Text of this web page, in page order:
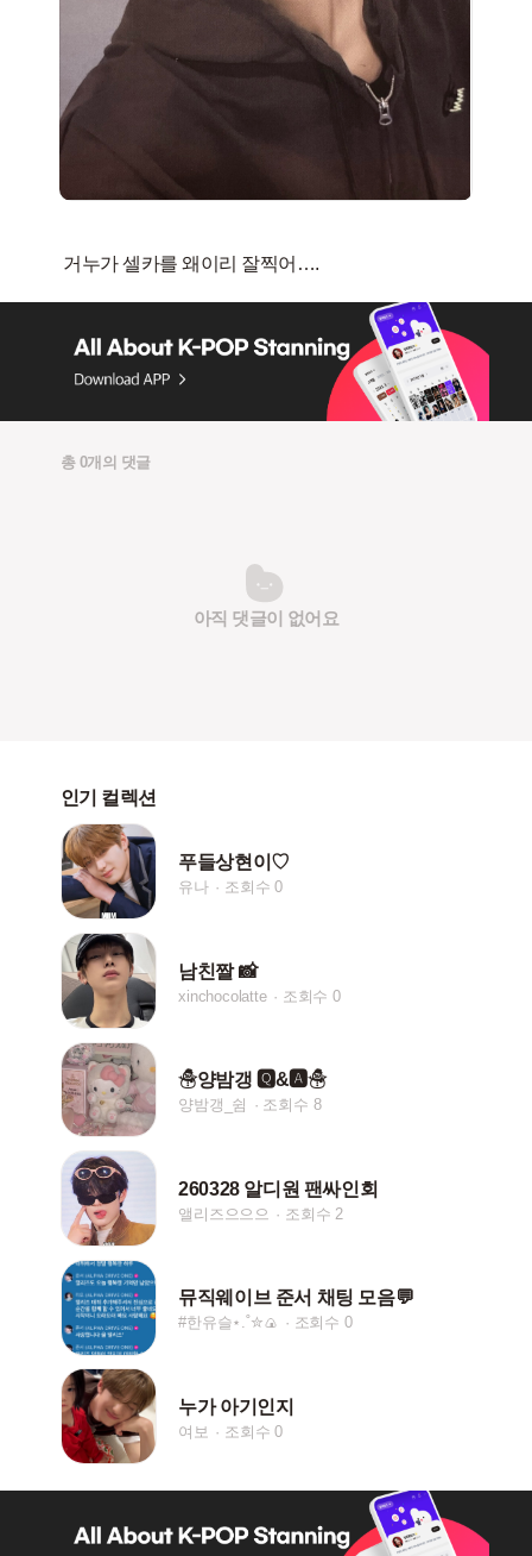
총 0개의 댓글
아직 댓글이 없어요
인기 컬렉션
푸들상현이♡
유나 조회수 0
남친짤 📸
xinchocolatte 조회수 0
☃양밤갱 🆀&🅰☃
양밤갱_쉼 조회수 8
260328 알디원 팬싸인회
앨리즈으으으 조회수 2
뮤직웨이브 준서 채팅 모음💬
#한유슬⋆.˚✮🍙 조회수 0
누가 아기인지
여보 조회수 0